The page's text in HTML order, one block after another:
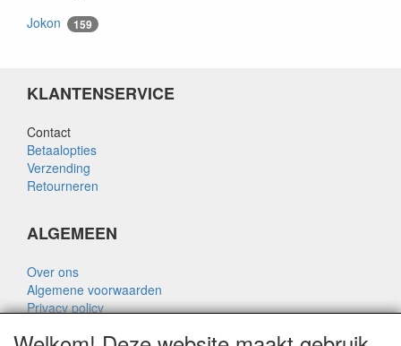
Jokon 159
KLANTENSERVICE
Contact
Betaalopties
Verzending
Retourneren
ALGEMEEN
Over ons
Algemene voorwaarden
Privacy policy